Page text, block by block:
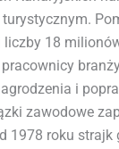
liczby 18
i
zawodowe
1978 roku strajk